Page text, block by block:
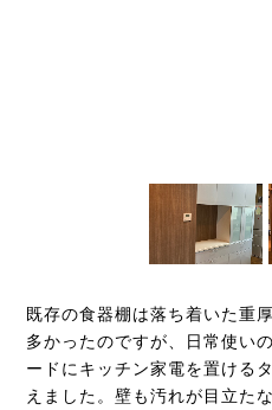
既存の食器棚は落ち着いた重
多かったのですが、日常使い
ードにキッチン家電を置ける
えました。壁も汚れが目立た